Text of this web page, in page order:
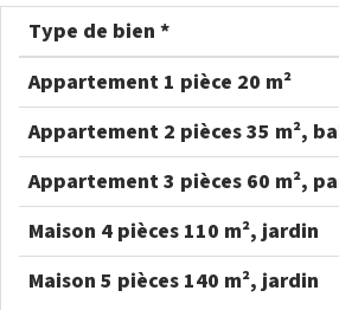
Type de bien *
Appartement 1 pièce 20 m²
Appartement 2 pièces 35 m²,
Appartement 3 pièces 60 m²,
Maison 4 pièces 110 m², jardin
Maison 5 pièces 140 m², jardin